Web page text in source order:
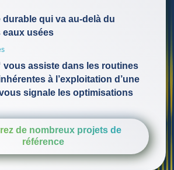
qui va au-delà du
eaux usées
assiste dans les routines
à l’exploitation d’une
signale les optimisations
de nombreux projets de
référence